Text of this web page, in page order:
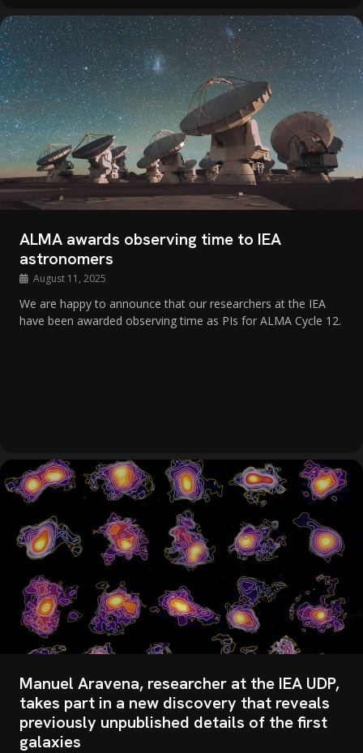
ALMA awards observing time to IEA
astronomers
August 11, 2025
We are happy to announce that our researchers at the IEA
have been awarded observing time as PIs for ALMA Cycle 12.
Manuel Aravena, researcher at the IEA UDP,
takes part in a new discovery that reveals
previously unpublished details of the first
galaxies